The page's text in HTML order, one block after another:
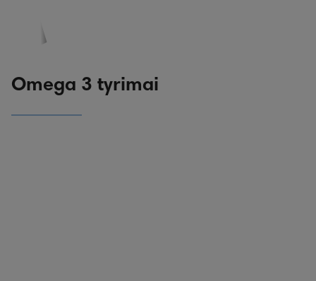
Omega 3 tyrimai